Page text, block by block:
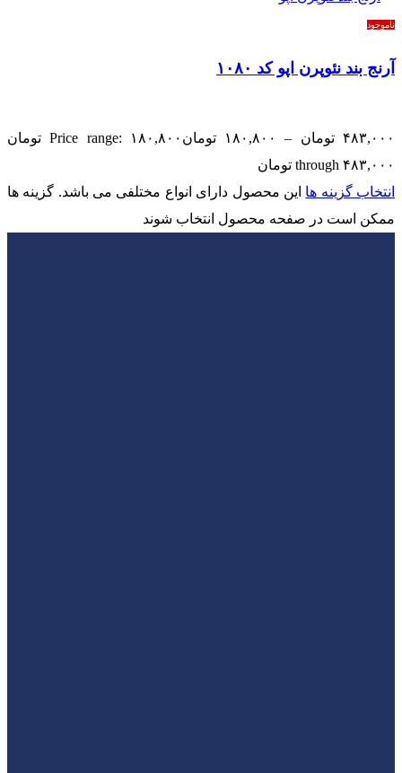
ناموجود
آرنج بند نئوپرن اپو کد ۱۰۸۰
۴۸۳,۰۰۰ تومان – ۱۸۰,۸۰۰ تومان
Price range: ۱۸۰,۸۰۰ تومان
through ۴۸۳,۰۰۰ تومان
انتخاب گزینه ها این محصول دارای انواع مختلفی می باشد. گزینه ها
ممکن است در صفحه محصول انتخاب شوند